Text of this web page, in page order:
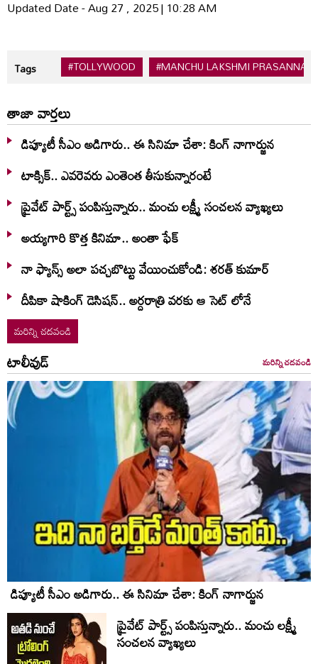
Updated Date - Aug 27 , 2025 | 10:28 AM
Tags #TOLLYWOOD #MANCHU LAKSHMI PRASANNA
తాజా వార్తలు
డిప్యూటీ సీఎం అడిగారు.. ఈ సినిమా చేశా: కింగ్ నాగార్జున
టాక్సిక్.. ఎవరెవరు ఎంతెంత తీసుకున్నారంటే
ప్రైవేట్ పార్ట్స్ పంపిస్తున్నారు.. మంచు లక్ష్మీ సంచలన వ్యాఖ్యలు
అయ్యగారి కొత్త కినిమా.. అంతా ఫేక్
నా ఫ్యాన్స్ అలా పచ్చబొట్టు వేయించుకోండి: శరత్ కుమార్
దీపికా షాకింగ్ డెసిషన్.. అర్దరాత్రి వరకు ఆ సెట్ లోనే
మరిన్ని చదవండి
టాలీవుడ్ మరిన్ని చదవండి
డిప్యూటీ సీఎం అడిగారు.. ఈ సినిమా చేశా: కింగ్ నాగార్జున
ప్రైవేట్ పార్ట్స్ పంపిస్తున్నారు.. మంచు లక్ష్మీ
సంచలన వ్యాఖ్యలు